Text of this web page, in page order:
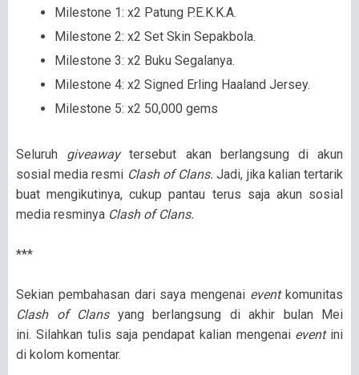
Milestone 1: x2 Patung P.E.K.K.A.
Milestone 2: x2 Set Skin Sepakbola.
Milestone 3: x2 Buku Segalanya.
Milestone 4: x2 Signed Erling Haaland Jersey.
Milestone 5: x2 50,000 gems
Seluruh giveawaytersebut akan berlangsung di akun
sosial media resmi Clash of Clans. Jadi, jika kalian tertarik
buat mengikutinya, cukup pantau terus saja akun sosial
media resminya Clash of Clans.
***
Sekian pembahasan dari saya mengenai event komunitas
Clash of Clansyang berlangsung di akhir bulan Mei
ini. Silahkan tulis saja pendapat kalian mengenai event ini
di kolom komentar.